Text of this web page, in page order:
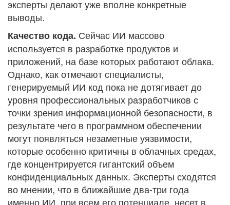
эксперты делают уже вполне конкретные
выводы.
Качество кода. Сейчас ИИ массово
используется в разработке продуктов и
приложений, на базе которых работают облака.
Однако, как отмечают специалисты,
генерируемый ИИ код пока не дотягивает до
уровня профессиональных разработчиков с
точки зрения информационной безопасности, в
результате чего в программном обеспечении
могут появляться незаметные уязвимости,
которые особенно критичны в облачных средах,
где концентрируется гигантский объем
конфиденциальных данных. Эксперты сходятся
во мнении, что в ближайшие два-три года
именно ИИ, при всем его потенциале, несет в